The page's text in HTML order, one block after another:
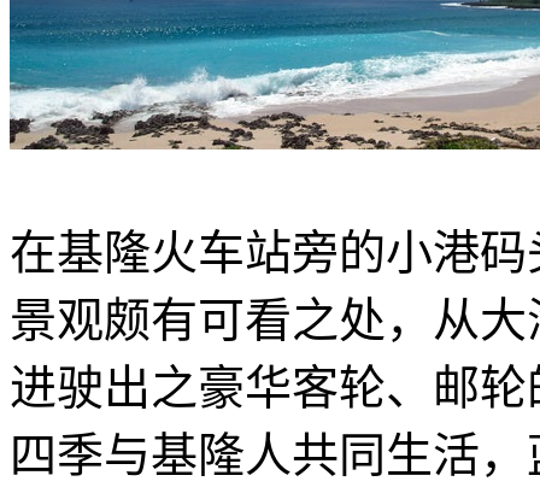
在基隆火车站旁的小港
景观颇有可看之处，从
进驶出之豪华客轮、邮
四季与基隆人共同生活